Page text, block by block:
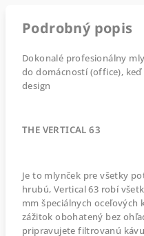
Podrobný popis
Dokonalé profesionálny
do domácností (office),
design
THE VERTICAL 63
Je to mlynček pre všetky
hrubú, Vertical 63 robí
mm špeciálnych oceľových
zážitok obohatený bez
pripravujete filtrovanú